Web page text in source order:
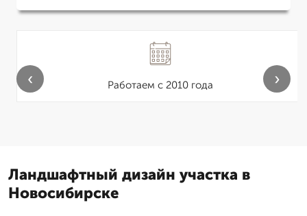
Работаем с 2010 года
‹ ›
Ландшафтный дизайн участка в
Новосибирске